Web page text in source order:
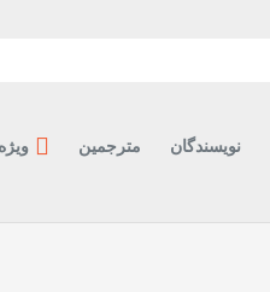
نویسندگان مترجمین